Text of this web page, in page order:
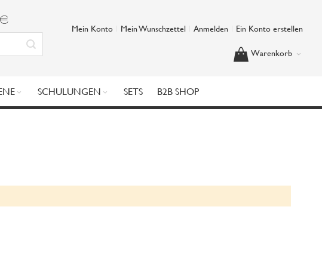
Mein Konto Mein Wunschzettel Anmelden
Ein Konto erstellen
Warenkorb
SCHULUNGEN SETS B2B SHOP